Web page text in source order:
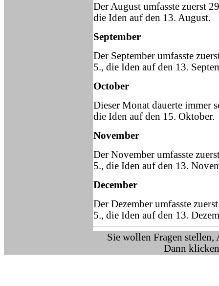
Der August umfasste zuerst
die Iden auf den 13. August.
September
Der September umfasste
5., die Iden auf den 13.
October
Dieser Monat dauerte immer
die Iden auf den 15. Oktober.
November
Der November umfasste
5., die Iden auf den 13.
December
Der Dezember umfasste
5., die Iden auf den 13.
Sie wollen Fragen stellen,
Dann